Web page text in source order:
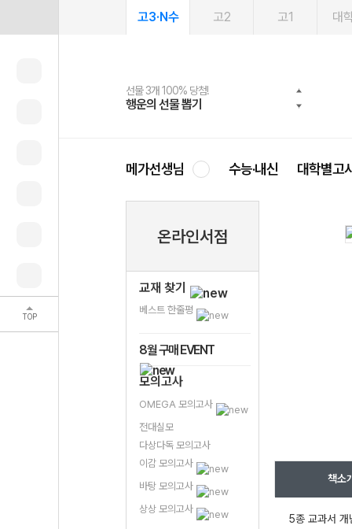
TOP
고3·N수 고2 고1 대
선물 3개 100% 당첨!
행운의 선물 뽑기
선물 100% 증정!
메가스터디 X 올리브
여름방학 스터디 캐시백
메가런 썸머스쿨
2027 러셀 단과
강사 공개선발
스마트러닝앱
설문 EVENT
메가패스
3일 무료 체험권
메가패스 수강생 무료혜택!
메가클럽 멤버십
사회공헌 캠페인
희망이룸 메가나눔
메가선생님 수능·내신 대학별고
온라인서점
교재 찾기
베스트 한줄평
8월 구매 EVENT
모의고사
OMEGA 모의고사
전대실모
다상다독 모의고사
이감 모의고사
바탕 모의고사
상상 모의고사
책소
5종 교과서